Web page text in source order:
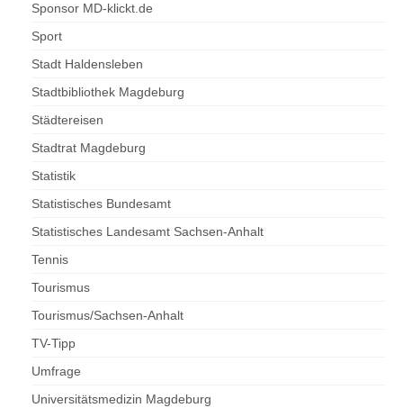
Sponsor MD-klickt.de
Sport
Stadt Haldensleben
Stadtbibliothek Magdeburg
Städtereisen
Stadtrat Magdeburg
Statistik
Statistisches Bundesamt
Statistisches Landesamt Sachsen-Anhalt
Tennis
Tourismus
Tourismus/Sachsen-Anhalt
TV-Tipp
Umfrage
Universitätsmedizin Magdeburg